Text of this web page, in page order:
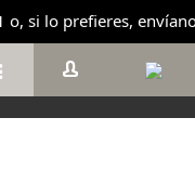
si lo prefieres,